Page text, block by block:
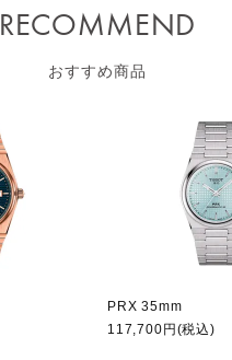
RECOMMEND
おすすめ商品
PRX 35mm
117,700円(税込)